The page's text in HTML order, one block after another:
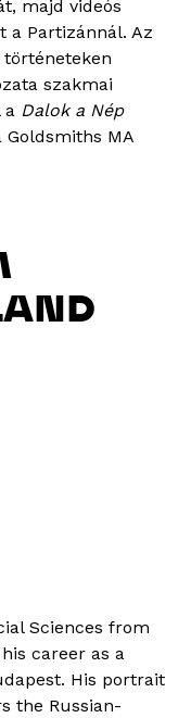
majd videós
a Partizánnál. Az
szakmai
a Dalok a Nép
MA
Sciences from
career as a
His portrait
the Russian-